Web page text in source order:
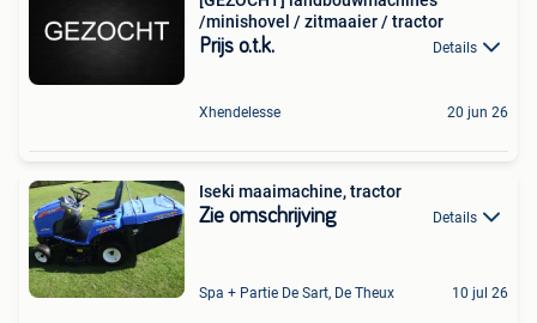
/minishovel / zitmaaier / tractor
Prijs o.t.k. Details
Xhendelesse 20 jun 26
Iseki maaimachine, tractor
Zie omschrijving Details
Spa + Partie De Sart, De Theux 10 jul 26